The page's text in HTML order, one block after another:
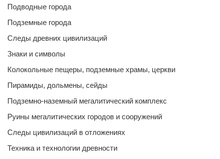
Подводные города
Подземные города
Следы древних цивилизаций
Знаки и символы
Колокольные пещеры, подземные храмы, церкви
Пирамиды, дольмены, сейды
Подземно-наземный мегалитический комплекс
Руины мегалитических городов и сооружений
Следы цивилизаций в отложениях
Техника и технологии древности